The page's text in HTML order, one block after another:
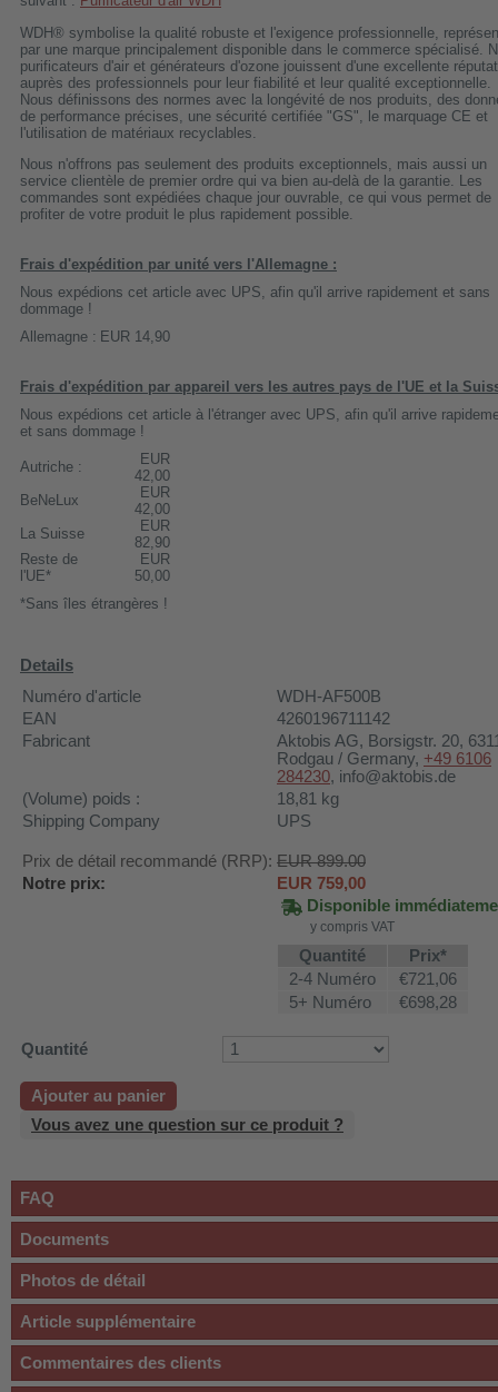
WDH® symbolise la qualité robuste et l'exigence professionnelle,
par une marque principalement disponible dans le commerce spécialisé.
purificateurs d'air et générateurs d'ozone jouissent d'une excellente
auprès des professionnels pour leur fiabilité et leur qualité exceptionnelle.
Nous définissons des normes avec la longévité de nos produits, des
de performance précises, une sécurité certifiée "GS", le marquage CE et
l'utilisation de matériaux recyclables.
Nous n'offrons pas seulement des produits exceptionnels, mais aussi un
service clientèle de premier ordre qui va bien au-delà de la garantie. Les
commandes sont expédiées chaque jour ouvrable, ce qui vous permet de
profiter de votre produit le plus rapidement possible.
Frais d'expédition par unité vers l'Allemagne :
Nous expédions cet article avec UPS, afin qu'il arrive rapidement et sans
dommage !
Allemagne : EUR 14,90
Frais d'expédition par appareil vers les autres pays de l'UE et la
Nous expédions cet article à l'étranger avec UPS, afin qu'il arrive
et sans dommage !
Autriche :
EUR
42,00
BeNeLux
EUR
42,00
La Suisse
EUR
82,90
Reste de
l'UE*
EUR
50,00
*Sans îles étrangères !
Details
Numéro d'article
WDH-AF500B
EAN
4260196711142
Fabricant
Aktobis AG, Borsigstr. 20,
Rodgau / Germany, +49 6106
284230, info@aktobis.de
(Volume) poids :
18,81
kg
Shipping Company
UPS
Prix de détail recommandé (RRP): EUR 899.00
Notre prix:
EUR 759,00
Disponible
y compris VAT
Quantité
Prix*
2-4 Numéro
€721,06
5+ Numéro
€698,28
Quantité
Ajouter au panier
Vous avez une question sur ce produit ?
FAQ
Documents
Photos de détail
Article supplémentaire
Commentaires des clients